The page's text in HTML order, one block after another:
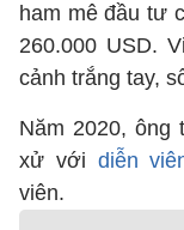
ham mê đầu tư
260.000 USD.
cảnh trắng tay,
Năm 2020,
xử với diễn
viên.